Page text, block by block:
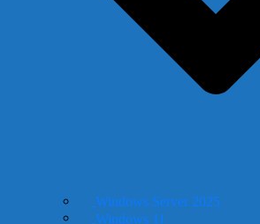
Windows Server 2025
Windows 11